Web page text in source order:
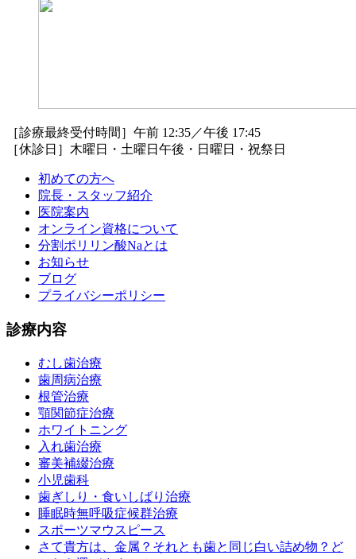
［診療最終受付時間］午前 12:35／午後 17:45
［休診日］木曜日・土曜日午後・日曜日・祝祭日
初めての方へ
院長・スタッフ紹介
医院案内
オンライン資格について
分割ポリリン酸Naとは
お知らせ
ブログ
プライバシーポリシー
診療内容
むし歯治療
歯周病治療
根管治療
顎関節症治療
ホワイトニング
入れ歯治療
審美補綴治療
小児歯科
歯ぎしり・食いしばり治療
睡眠時無呼吸症候群治療
スポーツマウスピース
さて貴方は、金属？それとも歯と同じ白い詰め物？ど